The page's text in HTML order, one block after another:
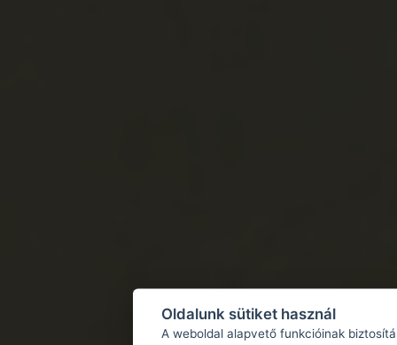
Oldalunk sütiket használ
A weboldal alapvető funkcióinak